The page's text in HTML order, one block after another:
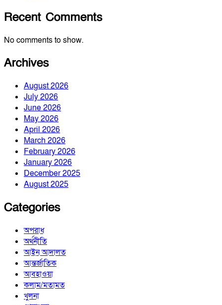
Recent Comments
No comments to show.
Archives
August 2026
July 2026
June 2026
May 2026
April 2026
March 2026
February 2026
January 2026
December 2025
August 2025
Categories
অপরাধ
অর্থনীতি
আইন আদালত
আন্তর্জাতিক
আবহাওয়া
কলাম/মতামত
খুলনা